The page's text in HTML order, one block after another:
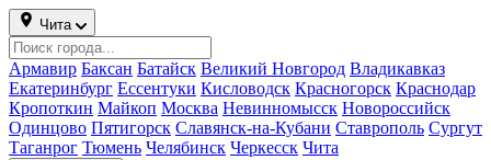
Чита
Армавир Баксан Батайск Великий Новгород Владикавказ
Екатеринбург Ессентуки Кисловодск Красногорск Краснодар
Кропоткин Майкоп Москва Невинномысск Новороссийск
Одинцово Пятигорск Славянск-на-Кубани Ставрополь Сургут
Таганрог Тюмень Челябинск Черкесск Чита